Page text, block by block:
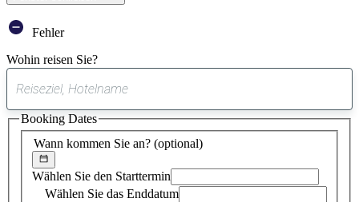
Fehler
Wohin reisen Sie?
gefundener
Vorschlag
Wann kommen Sie an? (optional)
Wählen Sie den Starttermin
Wählen Sie das Enddatum
Booking Dates